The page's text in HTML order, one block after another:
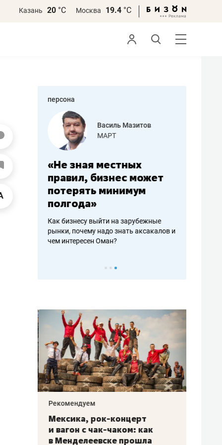
Казань 20 °С Москва 19.4 °С
персона
работа
Василь Мазитов
МАРТ
«Не зная местных
правил, бизнес может
потерять минимум
полгода»
Как бизнесу выйти на зарубежные
рынки, почему надо знать аксакалов и
чем интересен Оман?
Рекомендуем
Мексика, рок-концерт
и вагон с чак-чаком: как
в Менделеевске прошла